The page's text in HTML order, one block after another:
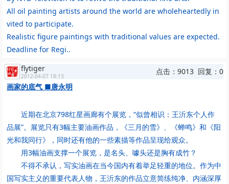
All oil painting artists around the world are wholeheartedly in
vited to participate.
Realistic figure paintings with traditional values are expected.
Deadline for Regi..
flytiger
2012-04-07 18:13
点击：9013 回复：0
画家的底气 ■唐永明
近期在北京798红星画廊有个展览，“似曾相识：王沂东个人作
品展”。展览只有3幅主要油画作品，《三月的雪》、《蝉鸣》和《阳
光和我同行》，同时还有他的一些素描等作品呈现给观众。
用3幅油画支撑一个展览，是名头、噱头还是胸有成竹？
不得不承认，写实油画在当今国内有着举足轻重的地位。作为中
国写实主义的重要代表人物，王沂东的作品立意简练纯净、内涵深厚